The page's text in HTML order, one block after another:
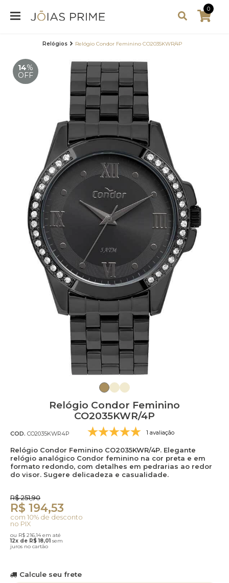
0
Relógios Relógio Condor Feminino CO2035KWR/4P
14%
OFF
Relógio Condor Feminino
CO2035KWR/4P
COD. CO2035KWR4P 1 avaliação
Relógio Condor Feminino CO2035KWR/4P. Elegante
relógio analógico Condor feminino na cor preta e em
formato redondo, com detalhes em pedrarias ao redor
do visor. Sugere delicadeza e casualidade.
R$ 251,90
R$ 194,53
com 10% de desconto
no PIX
ou R$ 216,14 em até
12x de R$ 18,01 sem
juros no cartão
Calcule seu frete